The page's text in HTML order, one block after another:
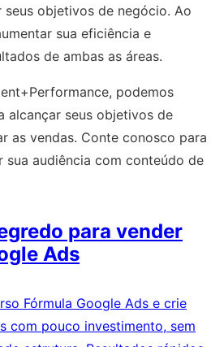
objetivos de negócio. Ao
sua eficiência e
de ambas as áreas.
podemos
alcançar seus objetivos de
as vendas. Conte conosco para
sua audiência com conteúdo de
para vender
Ads
Fórmula Google Ads e crie
com pouco investimento, sem